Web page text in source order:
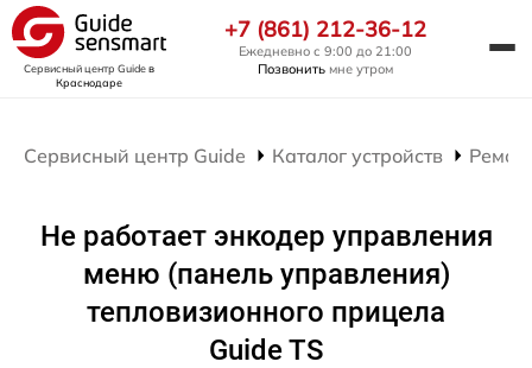
Сервисный центр Guideв
Краснодаре
+7 (861) 212-36-12
Ежедневно с 9:00 до 21:00
Позвонить мне утром
Сервисный центр Guide Каталог устройств
Не работает энкодер управления
меню (панель управления)
тепловизионного прицела
Guide TS